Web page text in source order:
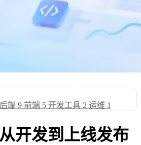
后端 9 前端 5 开发工具 2 运维 1
开发到上线发布